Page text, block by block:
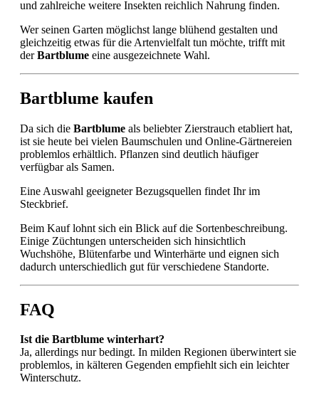
und zahlreiche weitere Insekten reichlich Nahrung finden.
Wer seinen Garten möglichst lange blühend gestalten und
gleichzeitig etwas für die Artenvielfalt tun möchte, trifft mit
derBartblume eine ausgezeichnete Wahl.
Bartblume kaufen
Da sich die Bartblume als beliebter Zierstrauch etabliert hat,
ist sie heute bei vielen Baumschulen und Online-Gärtnereien
problemlos erhältlich. Pflanzen sind deutlich häufiger
verfügbar als Samen.
Eine Auswahl geeigneter Bezugsquellen findet Ihr im
Steckbrief.
Beim Kauf lohnt sich ein Blick auf die Sortenbeschreibung.
Einige Züchtungen unterscheiden sich hinsichtlich
Wuchshöhe, Blütenfarbe und Winterhärte und eignen sich
dadurch unterschiedlich gut für verschiedene Standorte.
FAQ
Ist die Bartblume winterhart?
Ja, allerdings nur bedingt. In milden Regionen überwintert sie
problemlos, in kälteren Gegenden empfiehlt sich ein leichter
Winterschutz.